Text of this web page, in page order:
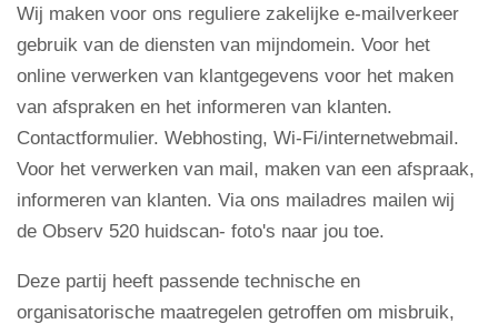
Wij maken voor ons reguliere zakelijke e-mailverkeer
gebruik van de diensten van mijndomein. Voor het
online verwerken van klantgegevens voor het maken
van afspraken en het informeren van klanten.
Contactformulier. Webhosting, Wi-Fi/internetwebmail.
Voor het verwerken van mail, maken van een afspraak,
informeren van klanten. Via ons mailadres mailen wij
de Observ 520 huidscan- foto's naar jou toe.
Deze partij heeft passende technische en
organisatorische maatregelen getroffen om misbruik,